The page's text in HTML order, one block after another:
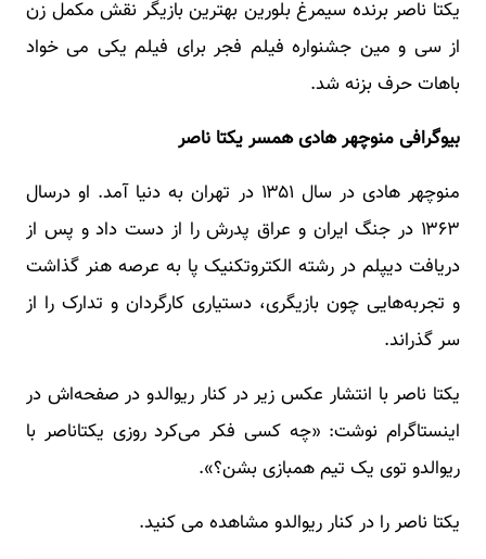
یکتا ناصر برنده سیمرغ بلورین بهترین بازیگر نقش مکمل زن
از سی و مین جشنواره فیلم فجر برای فیلم یکی می خواد
باهات حرف بزنه شد.
بیوگرافی منوچهر هادی همسر یکتا ناصر
منوچهر هادی در سال ۱۳۵۱ در تهران به دنیا آمد. او درسال
۱۳۶۳ در جنگ ایران و عراق پدرش را از دست داد و پس از
دریافت دیپلم در رشته الکتروتکنیک پا به عرصه هنر گذاشت
و تجربه‌هایی چون بازیگری، دستیاری کارگردان و تدارک را از
سر گذراند.
یکتا ناصر با انتشار عکس زیر در کنار ریوالدو در صفحه‌اش در
اینستاگرام نوشت: «چه کسی فکر می‌کرد روزی یکتاناصر با
ریوالدو توی یک تیم همبازی بشن؟».
یکتا ناصر را در کنار ریوالدو مشاهده می کنید.